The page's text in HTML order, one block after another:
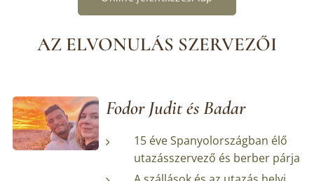
AZ ELVONULÁS SZERVEZŐI
Fodor Judit és Badar
15 éve Spanyolországban élő
utazásszervező és berber párja